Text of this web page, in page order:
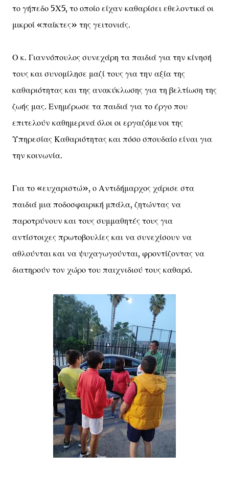
το γήπεδο 5Χ5, το οποίο είχαν καθαρίσει εθελοντικά οι
μικροί «παίκτες» της γειτονιάς.
Ο κ. Γιαννόπουλος συνεχάρη τα παιδιά για την κίνησή
τους και συνομίλησε μαζί τους για την αξία της
καθαριότητας και της ανακύκλωσης για τη βελτίωση της
ζωής μας. Ενημέρωσε τα παιδιά για το έργο που
επιτελούν καθημερινά όλοι οι εργαζόμενοι της
Υπηρεσίας Καθαριότητας και πόσο σπουδαίο είναι για
την κοινωνία.
Για το «ευχαριστώ», ο Αντιδήμαρχος χάρισε στα
παιδιά μια ποδοσφαιρική μπάλα, ζητώντας να
παροτρύνουν και τους συμμαθητές τους για
αντίστοιχες πρωτοβουλίες και να συνεχίσουν να
αθλούνται και να ψυχαγωγούνται, φροντίζοντας να
διατηρούν τον χώρο του παιχνιδιού τους καθαρό.